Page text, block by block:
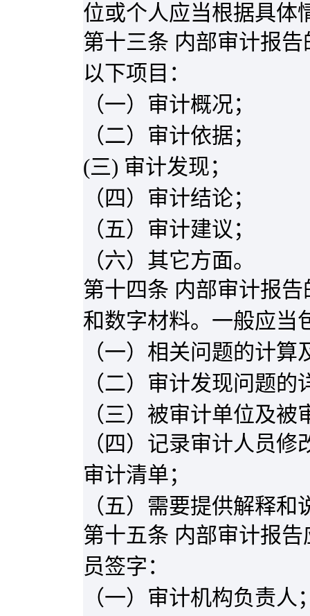
位或个人应当根据具体
第十三条 内部审计报
以下项目：
（一）审计概况；
（二）审计依据；
(三) 审计发现；
（四）审计结论；
（五）审计建议；
（六）其它方面。
第十四条 内部审计报
和数字材料。一般应当
（一）相关问题的计
（二）审计发现问题的
（三）被审计单位及
（四）记录审计人员
审计清单；
（五）需要提供解释
第十五条 内部审计报
员签字：
（一）审计机构负责人